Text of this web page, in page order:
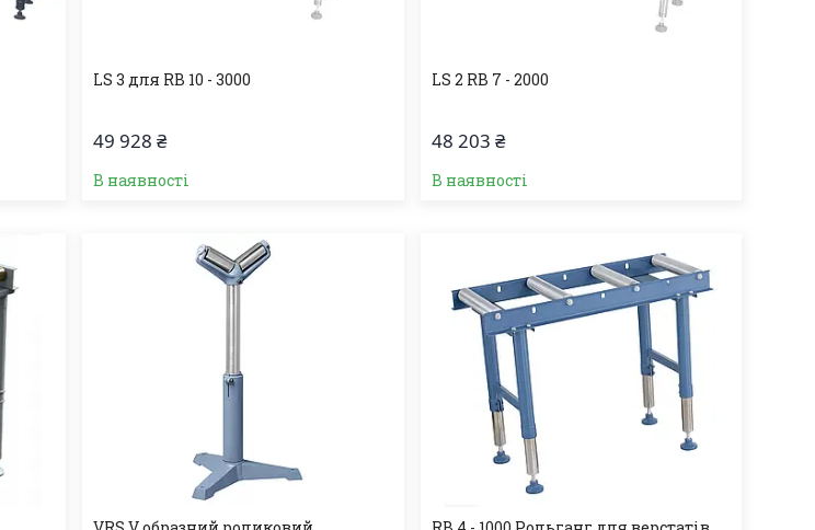
LS 3 для RB 10 - 3000
49 928 ₴
В наявності
LS 2 RB 7 - 2000
48 203 ₴
В наявності